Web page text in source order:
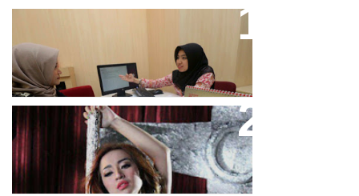
Keuangan Syariah Di Indonesia
Meningkat
Cupi Cupita Luncurkan Single
“Yo Uwis”